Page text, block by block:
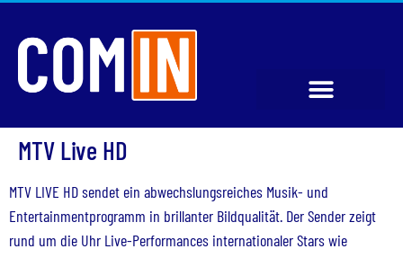
MTV Live HD
MTV LIVE HD sendet ein abwechslungsreiches Musik- und
Entertainmentprogramm in brillanter Bildqualität. Der Sender zeigt
rund um die Uhr Live-Performances internationaler Stars wie